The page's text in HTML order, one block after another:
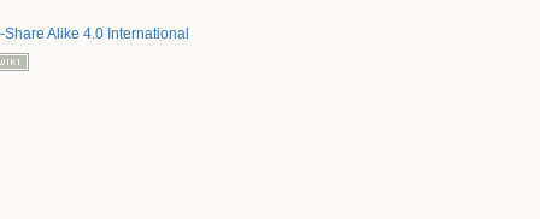
Share Alike 4.0 International